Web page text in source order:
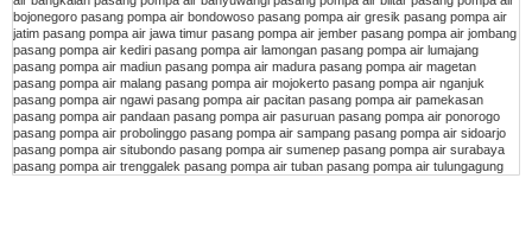
bojonegoro pasang pompa air bondowoso pasang pompa air gresik pasang pompa air
jatim pasang pompa air jawa timur pasang pompa air jember pasang pompa air jombang
pasang pompa air kediri pasang pompa air lamongan pasang pompa air lumajang
pasang pompa air madiun pasang pompa air madura pasang pompa air magetan
pasang pompa air malang pasang pompa air mojokerto pasang pompa air nganjuk
pasang pompa air ngawi pasang pompa air pacitan pasang pompa air pamekasan
pasang pompa air pandaan pasang pompa air pasuruan pasang pompa air ponorogo
pasang pompa air probolinggo pasang pompa air sampang pasang pompa air sidoarjo
pasang pompa air situbondo pasang pompa air sumenep pasang pompa air surabaya
pasang pompa air trenggalek pasang pompa air tuban pasang pompa air tulungagung